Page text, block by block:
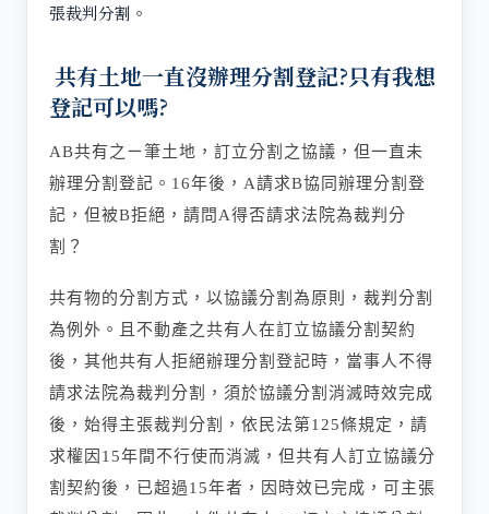
張裁判分割。
共有土地一直沒辦理分割登記?只有我想
登記可以嗎?
AB共有之ㄧ筆土地，訂立分割之協議，但一直未
辦理分割登記。16年後，A請求B協同辦理分割登
記，但被B拒絕，請問A得否請求法院為裁判分
割？
共有物的分割方式，以協議分割為原則，裁判分割
為例外。且不動產之共有人在訂立協議分割契約
後，其他共有人拒絕辦理分割登記時，當事人不得
請求法院為裁判分割，須於協議分割消滅時效完成
後，始得主張裁判分割，依民法第125條規定，請
求權因15年間不行使而消滅，但共有人訂立協議分
割契約後，已超過15年者，因時效已完成，可主張